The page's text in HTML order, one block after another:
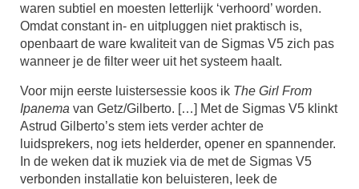
waren subtiel en moesten letterlijk ‘verhoord’ worden.
Omdat constant in- en uitpluggen niet praktisch is,
openbaart de ware kwaliteit van de Sigmas V5 zich pas
wanneer je de filter weer uit het systeem haalt.
Voor mijn eerste luistersessie koos ik The Girl From
Ipanema van Getz/Gilberto. […] Met de Sigmas V5 klinkt
Astrud Gilberto’s stem iets verder achter de
luidsprekers, nog iets helderder, opener en spannender.
In de weken dat ik muziek via de met de Sigmas V5
verbonden installatie kon beluisteren, leek de